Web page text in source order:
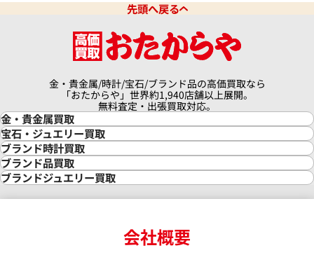
先頭へ戻る
金・貴金属/時計/宝石/ブランド品の高価買取なら
「おたからや」世界約1,940店舗以上展開。
無料査定・出張買取対応。
金・貴金属買取
金買取
金の相場価格情報
金の参考買取価格一覧
インゴット買取
インゴットの相場価格情報
24金買取
宝石・ジュエリー買取
宝石・ジュエリー買取
ダイヤモンド買取
ダイヤモンド・宝石の参考価格一覧
リング・結婚指輪買取
エメラルド買取
ブランド時計買取
時計買取
ロレックス買取
ロレックス デイトナ買取
ロレックス サブマリーナー買取
ロレックス エクスプローラー買取
ロレックス デイトジャスト買取
ブランド品買取
ブランド買取
ブランドジュエリー買取
ヴァンクリーフ＆アーペル買取会社概要